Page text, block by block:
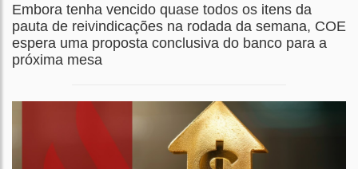
Embora tenha vencido quase todos os itens da
pauta de reivindicações na rodada da semana, COE
espera uma proposta conclusiva do banco para a
próxima mesa